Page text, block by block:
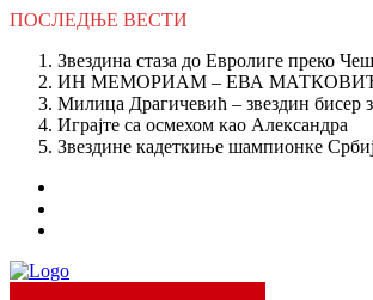
ПОСЛЕДЊЕ ВЕСТИ
Звездина стаза до Евролиге преко
ИН МЕМОРИАМ – ЕВА МАТКОВИЋ
Милица Драгичевић – звездин бисер
Играјте са осмехом као Александра
Звездине кадеткиње шампионке